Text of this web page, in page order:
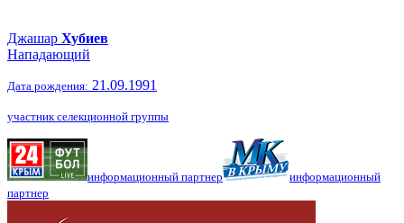
Джашар Хубиев
Нападающий
Дата рождения: 21.09.1991
участник селекционной группы
информационный партнер
информационный
партнер